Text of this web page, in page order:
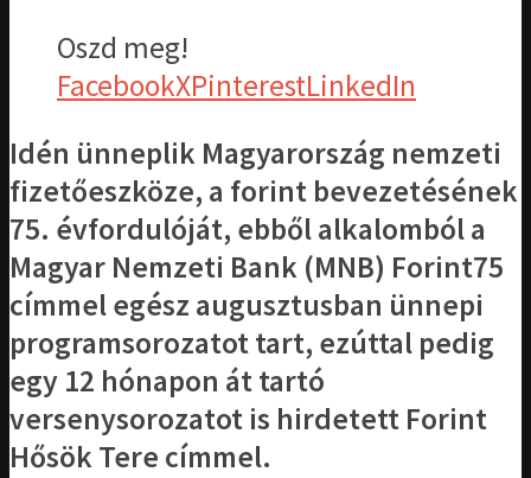
Oszd meg!
FacebookXPinterestLinkedIn
Idén ünneplik Magyarország nemzeti
fizetőeszköze, a forint bevezetésének
75. évfordulóját, ebből alkalomból a
Magyar Nemzeti Bank (MNB) Forint75
címmel egész augusztusban ünnepi
programsorozatot tart, ezúttal pedig
egy 12 hónapon át tartó
versenysorozatot is hirdetett Forint
Hősök Tere címmel.